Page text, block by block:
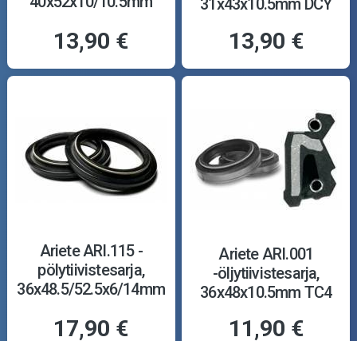
13,90 €
31x43x10.5mm DCY
13,90 €
Ariete ARI.115 -
pölytiivistesarja,
36x48.5/52.5x6/14mm
17,90 €
Ariete ARI.001
-öljytiivistesarja,
36x48x10.5mm TC4
11,90 €